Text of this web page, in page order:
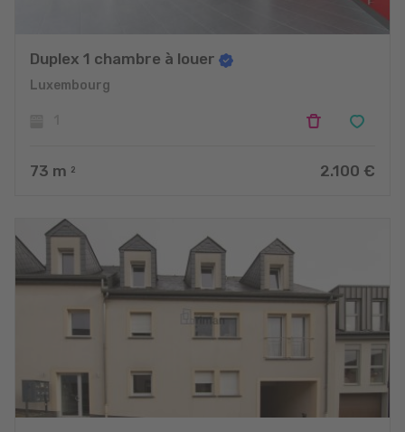
Duplex 1 chambre à louer
Luxembourg
73 m 2 2.100 €